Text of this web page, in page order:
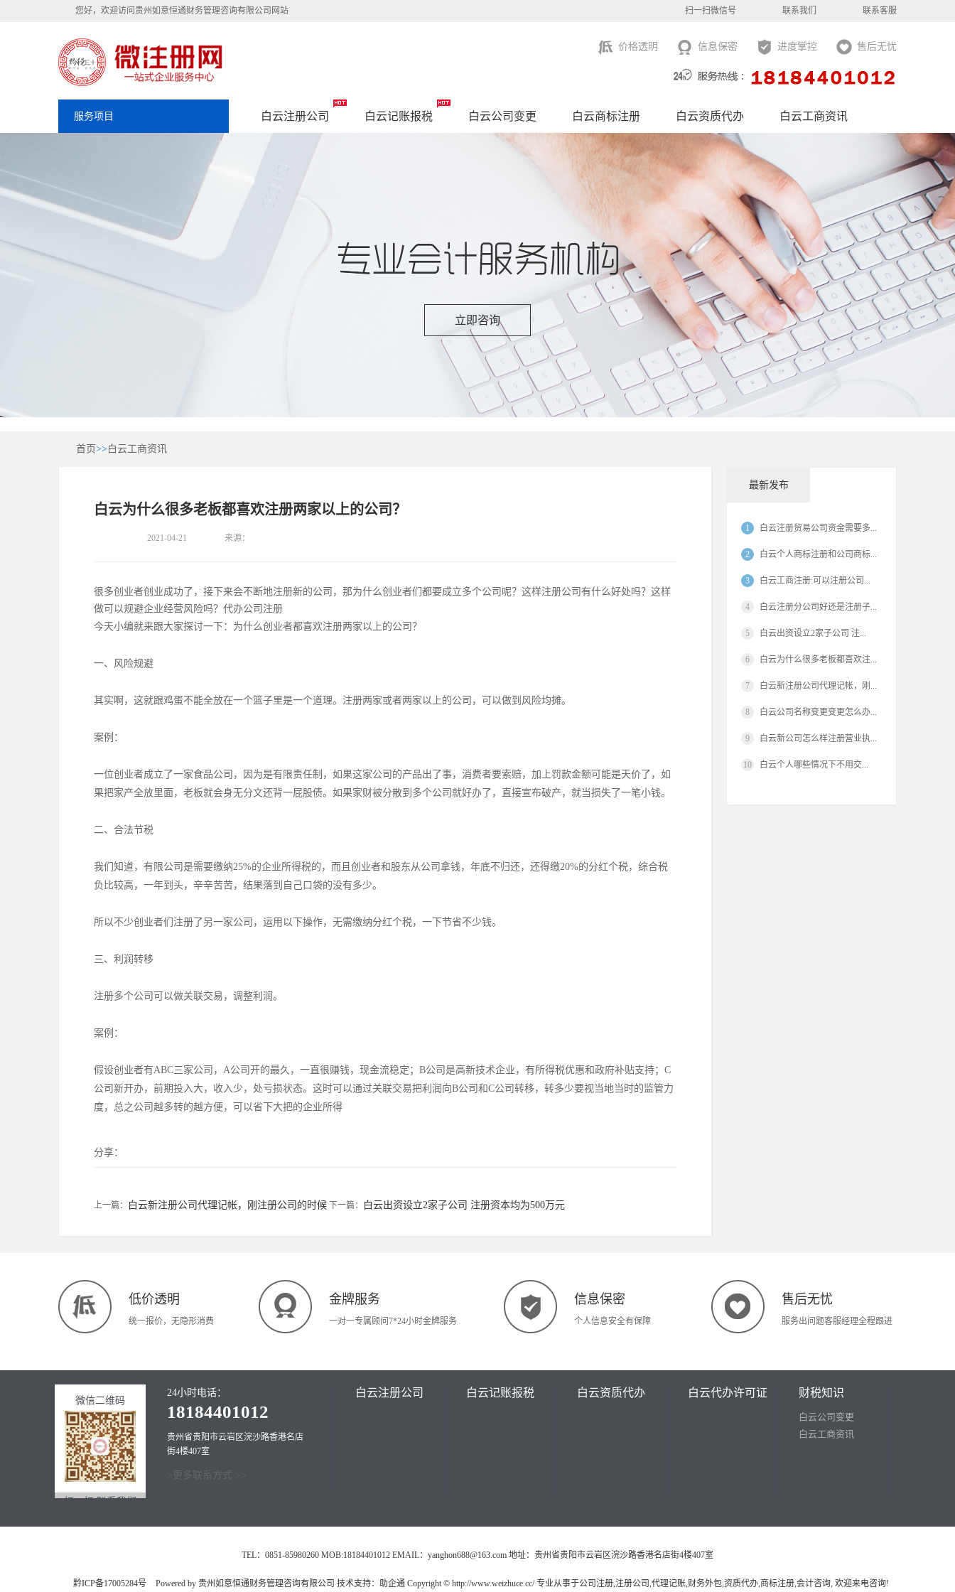
您好，欢迎访问贵州如意恒通财务管理咨询有限公司网站 扫一扫微信号 联系我们 联系客服
价格透明 信息保密 进度掌控 售后无忧
服务项目 白云注册公司 白云记账报税 白云公司变更 白云商标注册 白云资质代办 白云工商资讯
白云如意恒通
立即咨询
首页>> 白云工商资讯
白云为什么很多老板都喜欢注册两家以上的公司？
2021-04-21 来源：
很多创业者创业成功了，接下来会不断地注册新的公司，那为什么创业者们都要成立多个公司呢？这样注册公司有什么好处吗？这样
做可以规避企业经营风险吗？代办公司注册
今天小编就来跟大家探讨一下：为什么创业者都喜欢注册两家以上的公司？
一、风险规避
其实啊，这就跟鸡蛋不能全放在一个篮子里是一个道理。注册两家或者两家以上的公司，可以做到风险均摊。
案例：
一位创业者成立了一家食品公司，因为是有限责任制，如果这家公司的产品出了事，消费者要索赔，加上罚款金额可能是天价了，如
果把家产全放里面，老板就会身无分文还背一屁股债。如果家财被分散到多个公司就好办了，直接宣布破产，就当损失了一笔小钱。
二、合法节税
我们知道，有限公司是需要缴纳25%的企业所得税的，而且创业者和股东从公司拿钱，年底不归还，还得缴20%的分红个税，综合税
负比较高，一年到头，辛辛苦苦，结果落到自己口袋的没有多少。
所以不少创业者们注册了另一家公司，运用以下操作，无需缴纳分红个税，一下节省不少钱。
三、利润转移
注册多个公司可以做关联交易，调整利润。
案例：
假设创业者有ABC三家公司，A公司开的最久，一直很赚钱，现金流稳定；B公司是高新技术企业，有所得税优惠和政府补贴支持；C
公司新开办，前期投入大，收入少，处亏损状态。这时可以通过关联交易把利润向B公司和C公司转移，转多少要视当地当时的监管力
度，总之公司越多转的越方便，可以省下大把的企业所得
分享：
上一篇： 白云新注册公司代理记帐，刚注册公司的时候 下一篇： 白云出资设立2家子公司 注册资本均为500万元
最新发布
1 白云注册贸易公司资金需要多...
2 白云个人商标注册和公司商标...
3 白云工商注册:可以注册公司...
4 白云注册分公司好还是注册子...
5 白云出资设立2家子公司 注...
6 白云为什么很多老板都喜欢注...
7 白云新注册公司代理记帐，刚...
8 白云公司名称变更变更怎么办...
9 白云新公司怎么样注册营业执...
10 白云​个人哪些情况下不用交...
低价透明
统一报价，无隐形消费
金牌服务
一对一专属顾问7*24小时金牌服务
信息保密
个人信息安全有保障
售后无忧
服务出问题客服经理全程跟进
微信二维码
扫一扫 联系我们
24小时电话：
18184401012
贵州省贵阳市云岩区浣沙路香港名店
街4楼407室
>更多联系方式 >>
白云注册公司 白云记账报税 白云资质代办 白云代办许可证 财税知识
白云公司变更
白云工商资讯
TEL：0851-85980260 MOB:18184401012 EMAIL：yanghon688@163.com 地址：贵州省贵阳市云岩区浣沙路香港名店街4楼407室
黔ICP备17005284号 Powered by 贵州如意恒通财务管理咨询有限公司 技术支持：助企通 Copyright © http://www.weizhuce.cc/ 专业从事于公司注册,注册公司,代理记账,财务外包,资质代办,商标注册,会计咨询, 欢迎来电咨询!